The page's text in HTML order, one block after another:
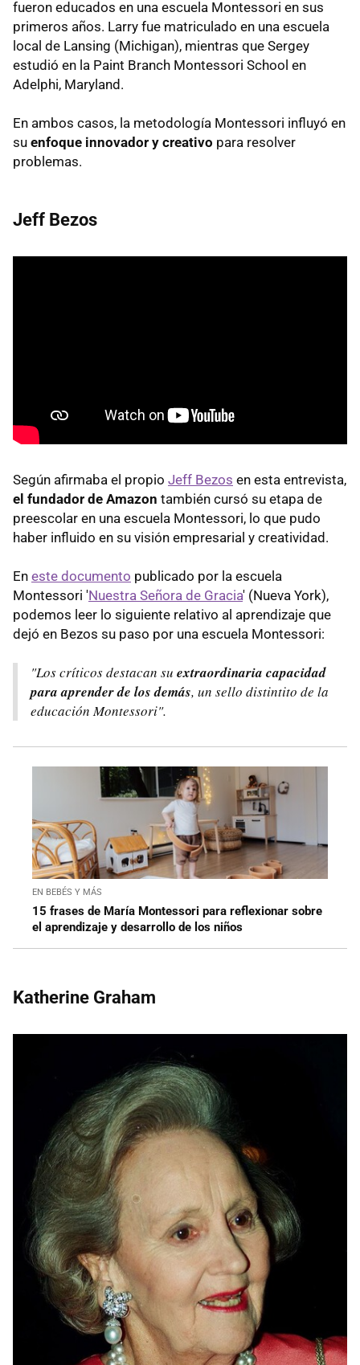
fueron educados en una escuela Montessori en sus
primeros años. Larry fue matriculado en una escuela
local de Lansing (Michigan), mientras que Sergey
estudió en la Paint Branch Montessori School en
Adelphi, Maryland.
En ambos casos, la metodología Montessori influyó en
su enfoque innovador y creativo para resolver
problemas.
Jeff Bezos
Según afirmaba el propio Jeff Bezos en esta entrevista,
el fundador de Amazon también cursó su etapa de
preescolar en una escuela Montessori, lo que pudo
haber influido en su visión empresarial y creatividad.
En este documento publicado por la escuela
Montessori 'Nuestra Señora de Gracia' (Nueva York),
podemos leer lo siguiente relativo al aprendizaje que
dejó en Bezos su paso por una escuela Montessori:
"Los críticos destacan su extraordinaria capacidad
para aprender de los demás, un sello distintito de la
educación Montessori".
EN BEBÉS Y MÁS
15 frases de María Montessori para reflexionar sobre
el aprendizaje y desarrollo de los niños
Katherine Graham